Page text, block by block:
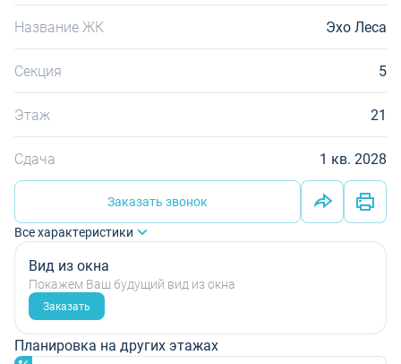
Название ЖК Эхо Леса
Секция 5
Этаж 21
Сдача 1 кв. 2028
Заказать звонок
Все характеристики
Вид из окна
Покажем Ваш будущий вид из окна
Заказать
Планировка на других этажах